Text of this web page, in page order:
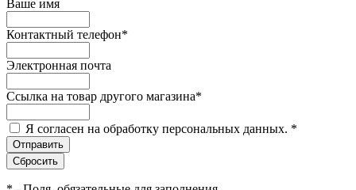
Ваше имя
Контактный телефон*
Электронная почта
Ссылка на товар другого магазина*
Я согласен на обработку персональных данных. *